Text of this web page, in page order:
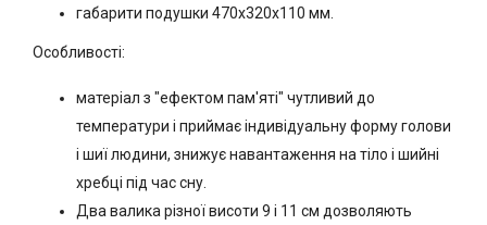
габарити подушки 470х320х110 мм.
Особливості:
матеріал з "ефектом пам'яті" чутливий до
температури і приймає індивідуальну форму голови
і шиї людини, знижує навантаження на тіло і шийні
хребці під час сну.
Два валика різної висоти 9 і 11 см дозволяють